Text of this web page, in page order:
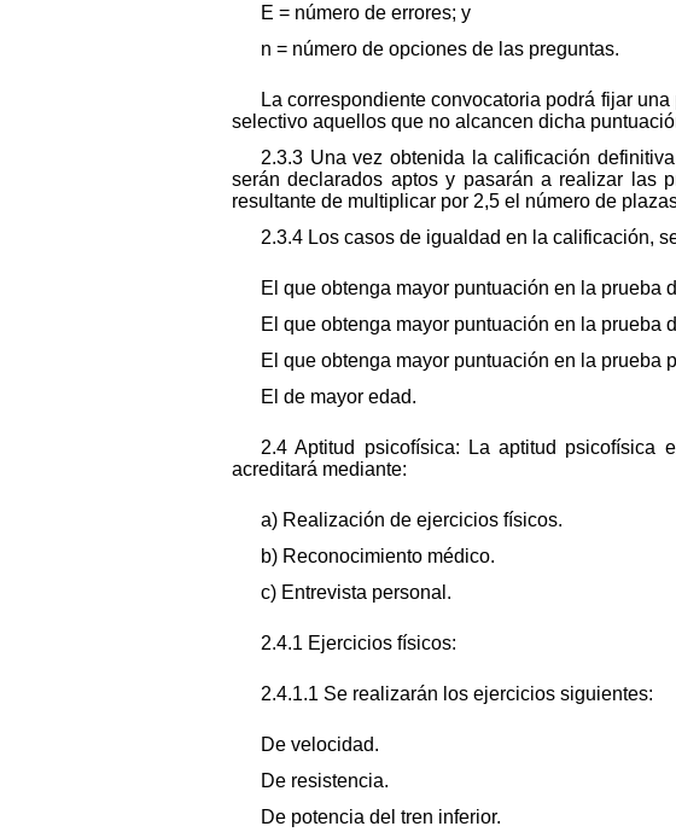
E = número de errores; y
n = número de opciones de las preguntas.
La correspondiente convocatoria podrá fijar
selectivo aquellos que no alcancen dicha
2.3.3 Una vez obtenida la calificación
serán declarados aptos y pasarán a realizar las
resultante de multiplicar por 2,5 el número de
2.3.4 Los casos de igualdad en la calificación,
El que obtenga mayor puntuación en la prueba
El que obtenga mayor puntuación en la prueba
El que obtenga mayor puntuación en la prueba
El de mayor edad.
2.4 Aptitud psicofísica: La aptitud
acreditará mediante:
a) Realización de ejercicios físicos.
b) Reconocimiento médico.
c) Entrevista personal.
2.4.1 Ejercicios físicos:
2.4.1.1 Se realizarán los ejercicios siguientes:
De velocidad.
De resistencia.
De potencia del tren inferior.